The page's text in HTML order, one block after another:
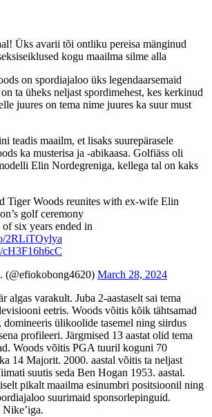
Üks avarii tõi ontliku pereisa mänginud
kogu maailma silme alla
on spordiajaloo üks legendaarsemaid
ta üheks neljast spordimehest, kes kerkinud
juures on tema nime juures ka suur must
teadis maailm, et lisaks suurepärasele
ka musterisa ja -abikaasa. Golfiäss oli
Elin Nordegreniga, kellega tal on kaks
Tiger Woods reunites with ex-wife Elin
golf ceremony
six years ended in
2RLiTOylya
March 28, 2024
algas varakult. Juba 2-aastaselt sai tema
eetris. Woods võitis kõik tähtsamad
ülikoolide tasemel ning siirdus
profileeri. Järgmised 13 aastat olid tema
Woods võitis PGA tuuril koguni 70
14 Majorit. 2000. aastal võitis ta neljast
suutis seda Ben Hogan 1953. aastal.
pikalt maailma esinumbri positsioonil ning
suurimaid sponsorlepinguid.